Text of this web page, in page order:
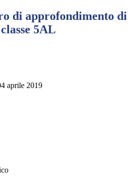
di approfondimento di
5AL
aprile 2019